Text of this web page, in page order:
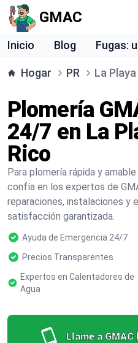
GMAC
Inicio Blog Fugas:
Hogar PR La Playa
Plomería
24/7 en La
Rico
Para plomería rápida y
confía en los expertos de
reparaciones, instalaciones y
satisfacción garantizada.
Ayuda de Emergencia 24/7
Precios Transparentes
Expertos en Calentadores de
Agua
Llame a GMAC